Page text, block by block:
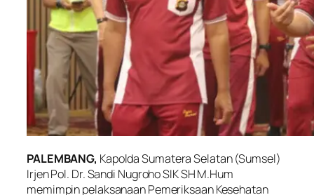
PALEMBANG, Kapolda Sumatera Selatan (Sumsel)
Irjen Pol. Dr. Sandi Nugroho SIK SH M.Hum
memimpin pelaksanaan Pemeriksaan Kesehatan